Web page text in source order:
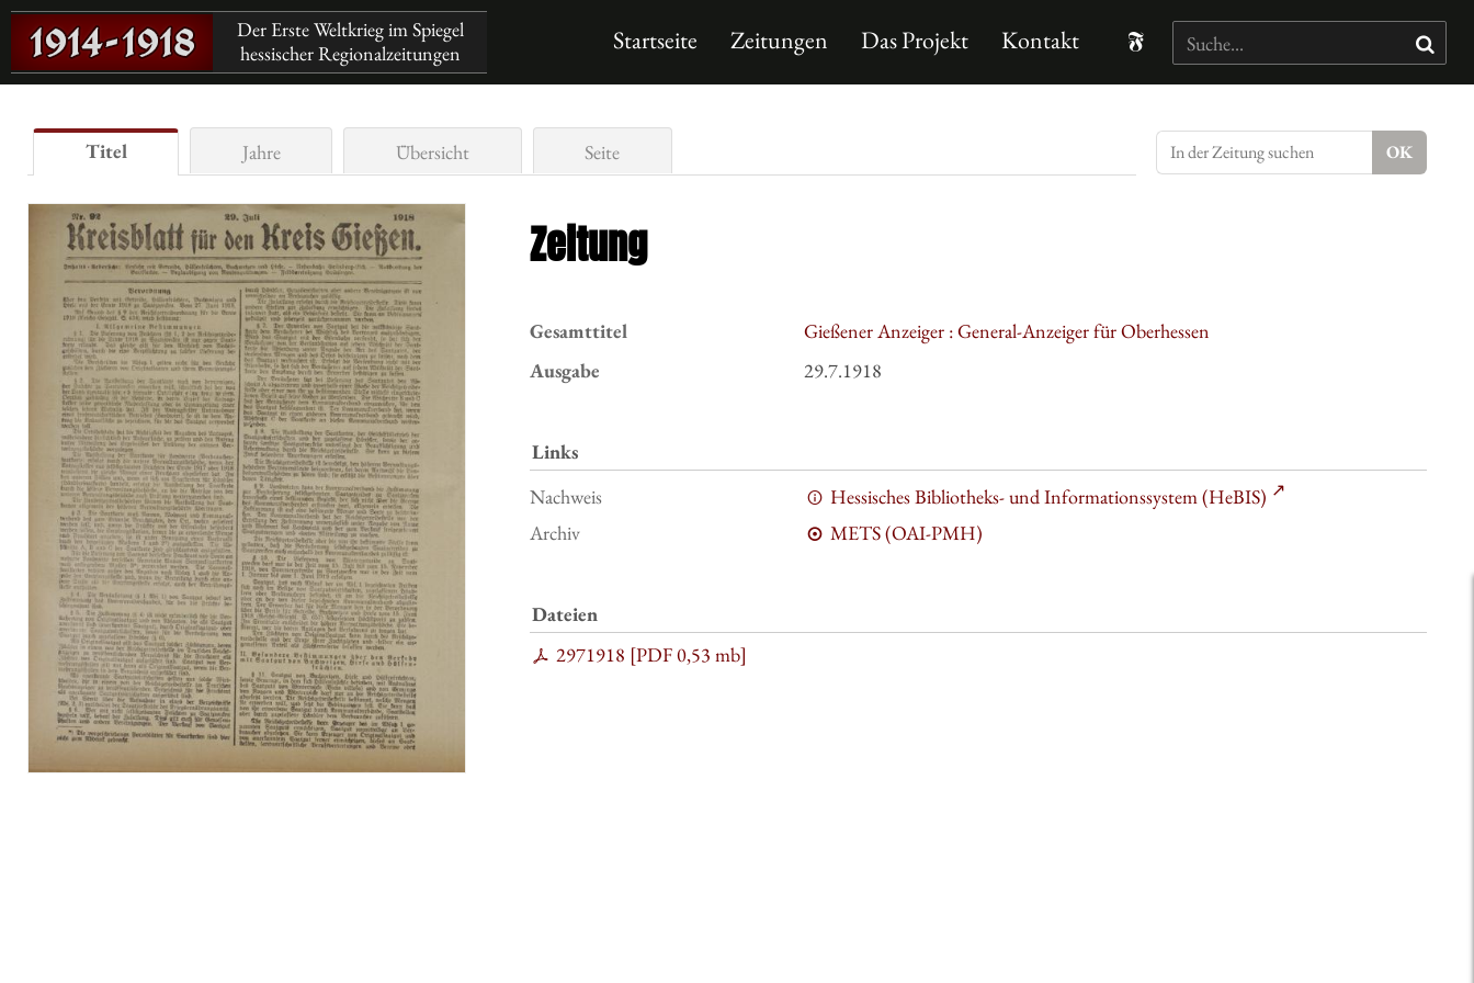
Der Erste Weltkrieg im Spiegel
hessischer Regionalzeitungen
Startseite Zeitungen Das Projekt Kontakt
Titel Jahre Übersicht Seite
Zeitung
Gesamttitel
Gießener Anzeiger : General-Anzeiger für Oberhessen
Ausgabe
29.7.1918
Links
Nachweis
Hessisches Bibliotheks- und Informationssystem (HeBIS)
Archiv
METS (OAI-PMH)
Dateien
2971918 [PDF0,53 mb]